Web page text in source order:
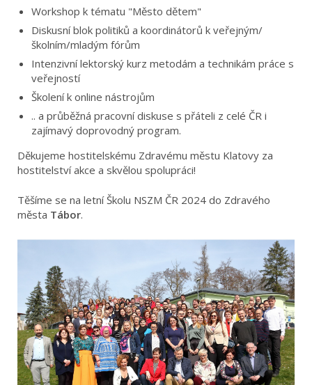
Workshop k tématu "Město dětem"
Diskusní blok politiků a koordinátorů k veřejným/
školním/mladým fórům
Intenzivní lektorský kurz metodám a technikám práce s
veřejností
Školení k online nástrojům
.. a průběžná pracovní diskuse s přáteli z celé ČR i
zajímavý doprovodný program.
Děkujeme hostitelskému Zdravému městu Klatovy za
hostitelství akce a skvělou spolupráci!
Těšíme se na letní Školu NSZM ČR 2024 do Zdravého
města Tábor.